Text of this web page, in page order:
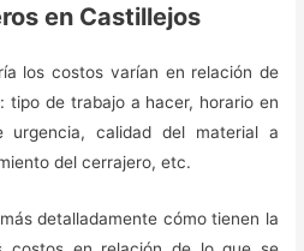
en Castillejos
los costos varían en relación de
tipo de trabajo a hacer, horario en
calidad del material a
del cerrajero, etc.
detalladamente cómo tienen la